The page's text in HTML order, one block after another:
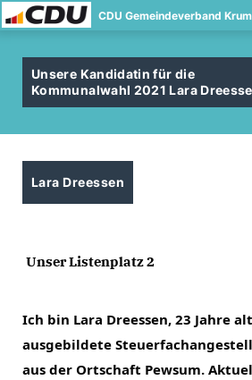
CDU Gemeindeverband
Unsere Kandidatin für die
Kommunalwahl 2021 Lara
Lara Dreessen
Unser Listenplatz 2
Ich bin Lara Dreessen, 23 Jahre
ausgebildete
aus der Ortschaft Pewsum.